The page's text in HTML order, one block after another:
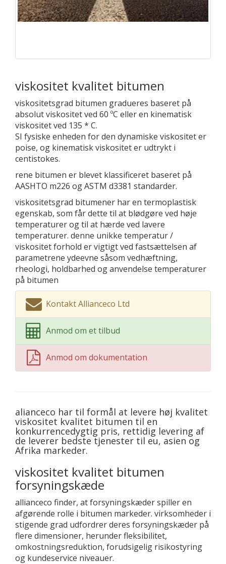
viskositet kvalitet bitumen
viskositetsgrad bitumen gradueres baseret på
absolut viskositet ved 60 ºC eller en kinematisk
viskositet ved 135 * C.
SI fysiske enheden for den dynamiske viskositet er
poise, og kinematisk viskositet er udtrykt i
centistokes.
rene bitumen er blevet klassificeret baseret på
AASHTO m226 og ASTM d3381 standarder.
viskositetsgrad bitumener har en termoplastisk
egenskab, som får dette til at blødgøre ved høje
temperaturer og til at hærde ved lavere
temperaturer. denne unikke temperatur /
viskositet forhold er vigtigt ved fastsættelsen af ​​
parametrene ydeevne såsom vedhæftning,
rheologi, holdbarhed og anvendelse temperaturer
på bitumen
Kontakt Allianceco Ltd
Anmod om et tilbud
Anmod om dokumentation
alianceco har til formål at levere høj kvalitet
viskositet kvalitet bitumen til en
konkurrencedygtig pris, rettidig levering af
de leverer bedste tjenester til eu, asien og
Afrika markeder.
viskositet kvalitet bitumen
forsyningskæde
allianceco finder, at forsyningskæder spiller en
afgørende rolle i bitumen markeder. virksomheder i
stigende grad udfordrer deres forsyningskæder på
flere dimensioner, herunder fleksibilitet,
omkostningsreduktion, forudsigelig risikostyring
og kundeservice niveauer.